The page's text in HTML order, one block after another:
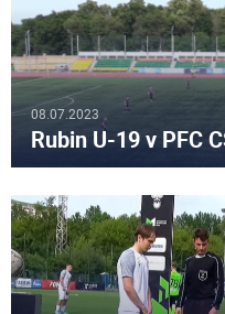
08.07.2023
Rubin U-19 v PFC